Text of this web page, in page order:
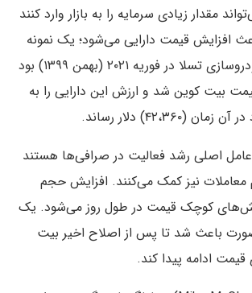
مقدار زیادی سرمایه را به بازار وارد کنند
افزایش قیمت دارایی می‌شود؛ یک نمونه
آن اقدام شرکت خودروسازی تسلا در فوریه ۲۰۲۱ (بهمن ۱۳۹۹) بود
بیت کوین شد و ارزش این دارایی را به
دلار رساند.
عامل اصلی رشد فعالیت در صرافی‌ها هستند
نیز کمک می‌کنند. افزایش حجم
کوچک قیمت در طول روز می‌شود. یک
باعث شد تا پس از اصلاح اخیر بیت
ادامه پیدا کند.